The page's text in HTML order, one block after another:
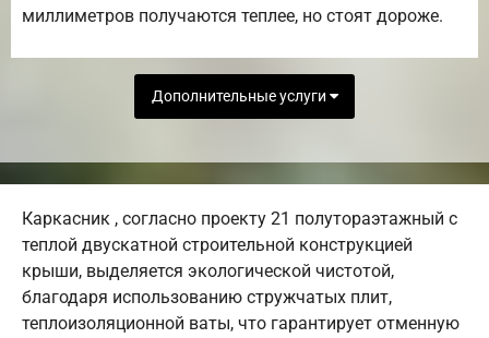
миллиметров получаются теплее, но стоят дороже.
Дополнительные услуги
Каркасник , согласно проекту 21 полутораэтажный с
теплой двускатной строительной конструкцией
крыши, выделяется экологической чистотой,
благодаря использованию стружчатых плит,
теплоизоляционной ваты, что гарантирует отменную